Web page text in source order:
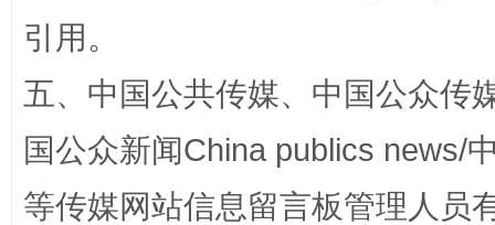
扯下公款旅游的“隐身衣” 如何以
引用。
五、中国公共传媒、中国公众传
国公众新闻China publics news/
等传媒网站信息留言板管理人员